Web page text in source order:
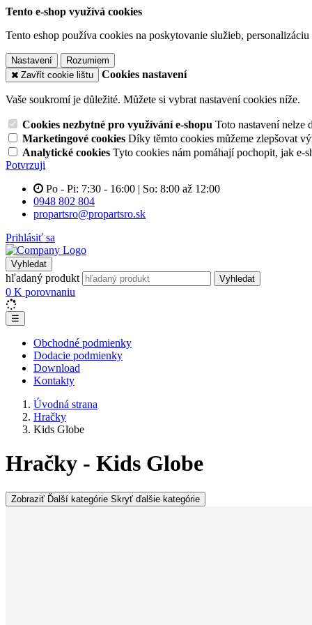
Tento e-shop využívá cookies
Tento eshop používa cookies na poskytovanie služieb,
Nastavení
Rozumiem
Zavřít cookie lištu
Cookies nastavení
Vaše soukromí je důležité. Můžete si vybrat nastavení cookies níže.
Cookies nezbytné pro využívání e-shopu Toto nastavení nelze
Marketingové cookies Díky těmto cookies můžeme zlepšovat
Analytické cookies Tyto cookies nám pomáhají pochopit, jak e-
Potvrzuji
Po - Pi: 7:30 - 16:00 | So: 8:00 až 12:00
0948 802 804
propartsro@propartsro.sk
Prihlásiť sa
Vyhledat
hľadaný produkt Vyhledat
0 K porovnaniu
☰
Obchodné podmienky
Dodacie podmienky
Download
Kontakty
Úvodná strana
Hračky
Kids Globe
Hračky - Kids Globe
Zobraziť Ďalší kategórie Skryť ďalšie kategórie